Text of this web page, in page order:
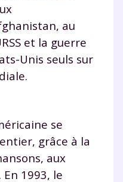
au
et la guerre
Unis seuls sur
se
grâce à la
aux
1993, le
votre
?